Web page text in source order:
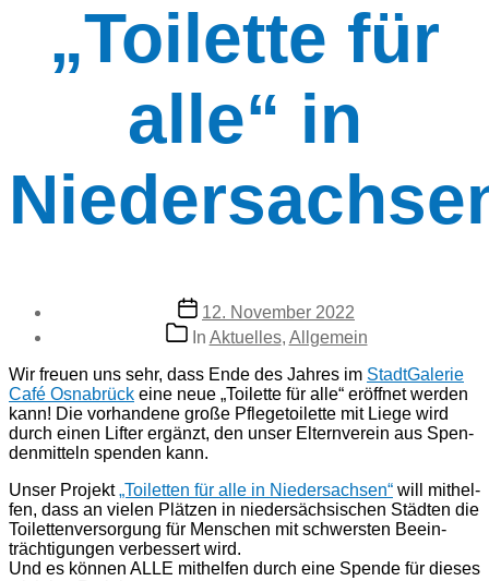
„Toilette für
alle“ in
Veröffentlichungsdatum
12. November 2022
Kategorien
In Aktuelles, Allgemein
Wir freu­en uns sehr, dass Ende des Jah­res im Stadt­Ga­le­rie
Café Osna­brück eine neue „Toilette für alle“ eröff­net wer­den
kann! Die vor­han­de­ne gro­ße Pfle­ge­toi­let­te mit Lie­ge wird
durch einen Lif­ter ergänzt, den unser Eltern­ver­ein aus Spen­
den­mit­teln spenden kann.
Unser Pro­jekt„Toi­let­ten für alle in Nieder­sachsen“ will mit­hel­
fen, dass an vie­len Plät­zen in nie­der­säch­si­schen Städ­ten die
Toi­let­ten­ver­sor­gung für Men­schen mit schwers­ten Beein­
träch­ti­gun­gen ver­bes­sert wird.
Und es kön­nen ALLE mit­hel­fen durch eine Spende für die­ses